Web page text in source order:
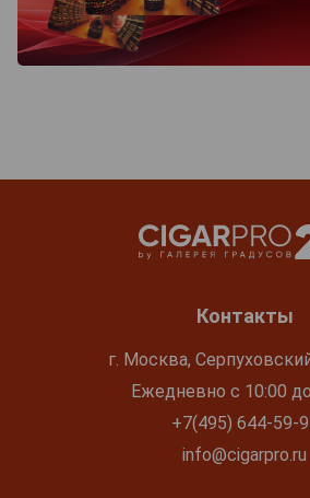
Контакты
г. Москва,
Ежедневно с 10:00
+7(495) 644-59-
info@cigarpro.ru